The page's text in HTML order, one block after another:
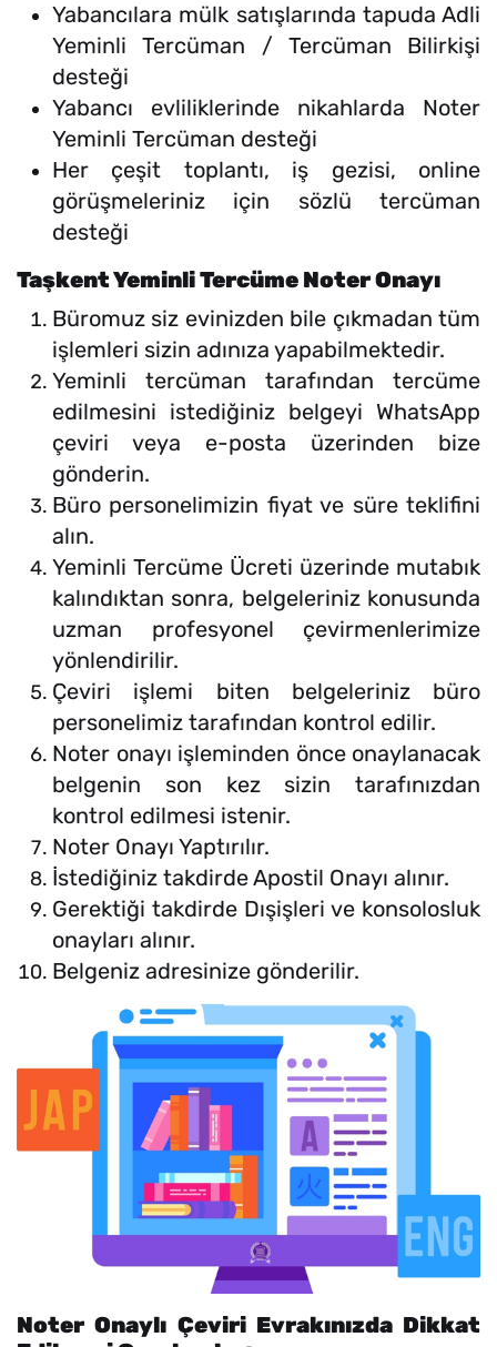
Yabancılara mülk satışlarında tapuda Adli
Yeminli Tercüman / Tercüman Bilirkişi
desteği
Yabancı evliliklerinde nikahlarda Noter
Yeminli Tercüman desteği
Her çeşit toplantı, iş gezisi, online
görüşmeleriniz için sözlü tercüman
desteği
Taşkent Yeminli Tercüme Noter Onayı
Büromuz siz evinizden bile çıkmadan tüm
işlemleri sizin adınıza yapabilmektedir.
Yeminli tercüman tarafından tercüme
edilmesini istediğiniz belgeyi WhatsApp
çeviri veya e-posta üzerinden bize
gönderin.
Büro personelimizin fiyat ve süre teklifini
alın.
Yeminli Tercüme Ücreti üzerinde mutabık
kalındıktan sonra, belgeleriniz konusunda
uzman profesyonel çevirmenlerimize
yönlendirilir.
Çeviri işlemi biten belgeleriniz büro
personelimiz tarafından kontrol edilir.
Noter onayı işleminden önce onaylanacak
belgenin son kez sizin tarafınızdan
kontrol edilmesi istenir.
Noter Onayı Yaptırılır.
İstediğiniz takdirde Apostil Onayı alınır.
Gerektiği takdirde Dışişleri ve konsolosluk
onayları alınır.
Belgeniz adresinize gönderilir.
Noter Onaylı Çeviri Evrakınızda Dikkat